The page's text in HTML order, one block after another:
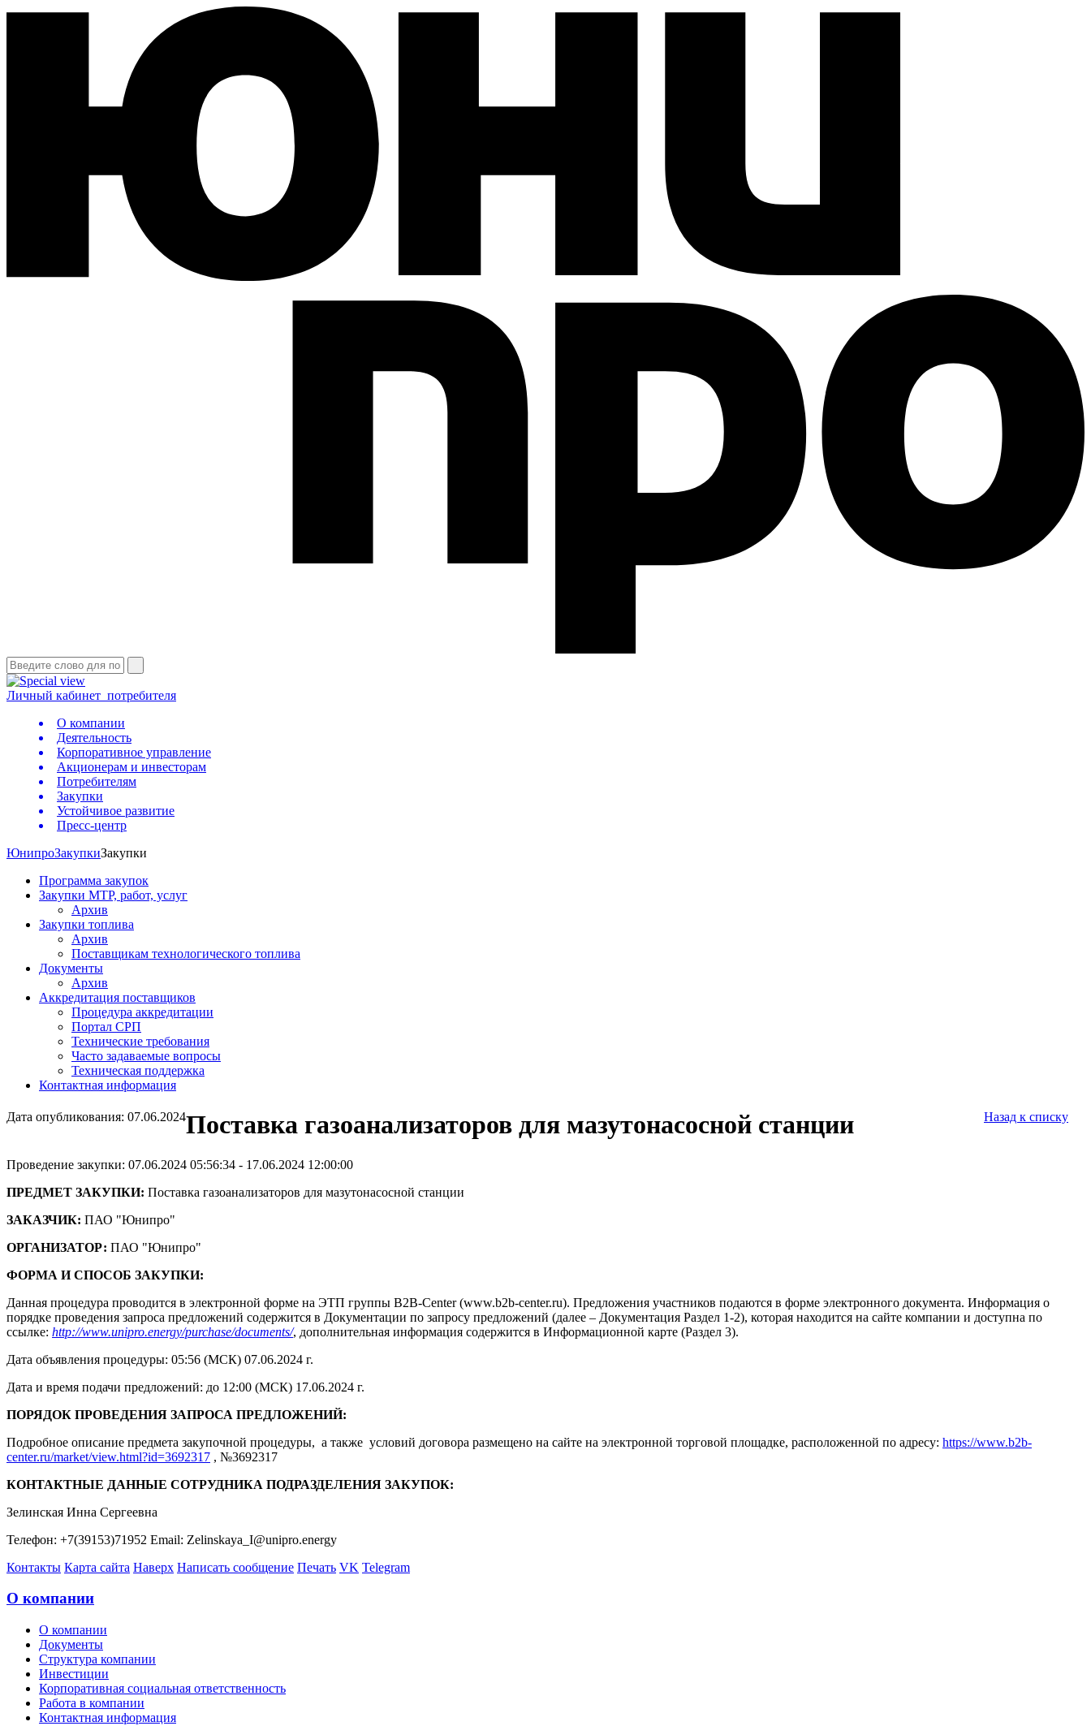
Личный кабинет потребителя
О компании
Деятельность
Корпоративное управление
Акционерам и инвесторам
Потребителям
Закупки
Устойчивое развитие
Пресс-центр
ЮнипроЗакупкиЗакупки
Программа закупок
Закупки МТР, работ, услуг
Архив
Закупки топлива
Архив
Поставщикам технологического топлива
Документы
Архив
Аккредитация поставщиков
Процедура аккредитации
Портал СРП
Технические требования
Часто задаваемые вопросы
Техническая поддержка
Контактная информация
Дата опубликования: 07.06.2024 Назад к списку
Поставка газоанализаторов для мазутонасосной станции
Проведение закупки: 07.06.2024 05:56:34 - 17.06.2024 12:00:00
ПРЕДМЕТ ЗАКУПКИ: Поставка газоанализаторов для мазутонасосной станции
ЗАКАЗЧИК: ПАО "Юнипро"
ОРГАНИЗАТОР: ПАО "Юнипро"
ФОРМА И СПОСОБ ЗАКУПКИ:
Данная процедура проводится в электронной форме на ЭТП группы B2B-Center (www.b2b-center.ru). Предложения участников подаются в форме электронного документа. Информация о
порядке проведения запроса предложений содержится в Документации по запросу предложений (далее – Документация Раздел 1-2), которая находится на сайте компании и доступна по
ссылке: http://www.unipro.energy/purchase/documents/, дополнительная информация содержится в Информационной карте (Раздел 3).
Дата объявления процедуры: 05:56 (МСК) 07.06.2024 г.
Дата и время подачи предложений: до 12:00 (МСК) 17.06.2024 г.
ПОРЯДОК ПРОВЕДЕНИЯ ЗАПРОСА ПРЕДЛОЖЕНИЙ:
Подробное описание предмета закупочной процедуры, а также условий договора размещено на сайте на электронной торговой площадке, расположенной по адресу: https://www.b2b-
center.ru/market/view.html?id=3692317 , №3692317
КОНТАКТНЫЕ ДАННЫЕ СОТРУДНИКА ПОДРАЗДЕЛЕНИЯ ЗАКУПОК:
Зелинская Инна Сергеевна
Телефон: +7(39153)71952 Email: Zelinskaya_I@unipro.energy
Контакты Карта сайта Наверх Написать сообщение Печать VK Telegram
О компании
О компании
Документы
Структура компании
Инвестиции
Корпоративная социальная ответственность
Работа в компании
Контактная информация